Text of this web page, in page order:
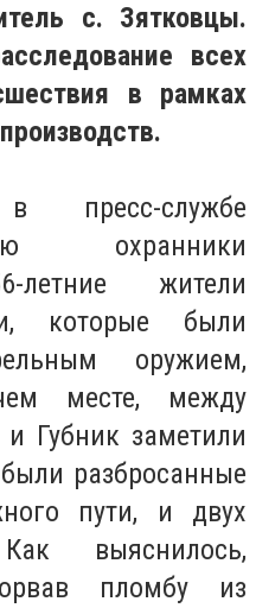
с. Зятковцы.
всех
в рамках
службе
охранники
летние жители
которые были
оружием,
месте, между
Губник заметили
разбросанные
пути, и двух
выяснилось,
пломбу из